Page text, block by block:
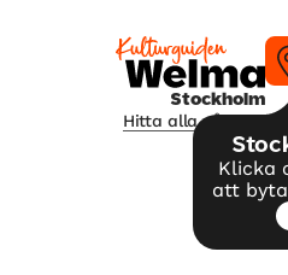
Stockholm
Klicka
att
Hitta alla våra tips